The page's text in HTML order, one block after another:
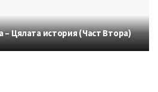
Цялата история (Част Втора)